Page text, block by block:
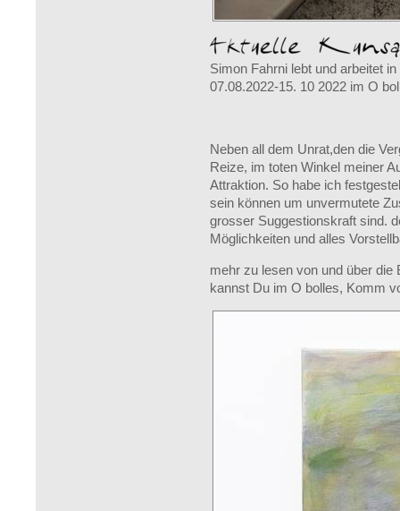
Simon Fahrni lebt und arbeitet
07.08.2022-15. 10 2022 im O
Neben all dem Unrat,den die
Reize, im toten Winkel meiner
Attraktion. So habe ich
sein können um unvermutete
grosser Suggestionskraft sind.
Möglichkeiten und alles
mehr zu lesen von und über die
kannst Du im O bolles, Komm